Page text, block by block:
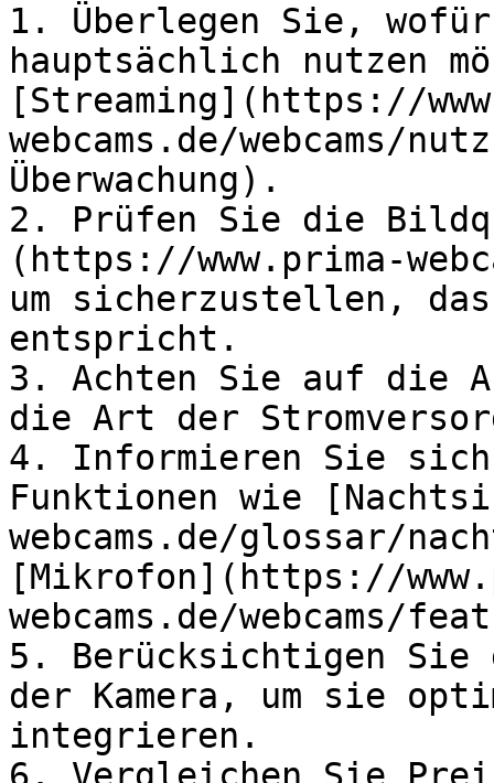
1. Überlegen Sie, wofür
hauptsächlich nutzen
[Streaming](https://
webcams.de/webcams/
Überwachung).
2. Prüfen Sie die
(https://www.prima-
um sicherzustellen,
entspricht.
3. Achten Sie auf die
die Art der
4. Informieren Sie
Funktionen wie
webcams.de/glossar/
[Mikrofon](https://
webcams.de/webcams/
5. Berücksichtigen Sie
der Kamera, um sie
integrieren.